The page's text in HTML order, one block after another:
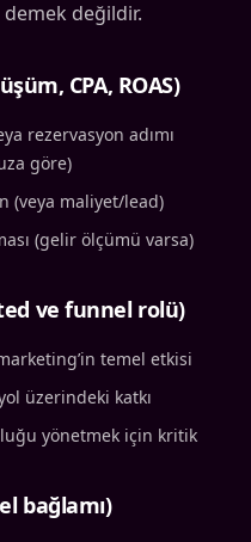
değildir.
CPA, ROAS)
rezervasyon adımı
göre)
(veya maliyet/lead)
(gelir ölçümü varsa)
ve funnel rolü)
temel etkisi
üzerindeki katkı
yönetmek için kritik
bağlamı)